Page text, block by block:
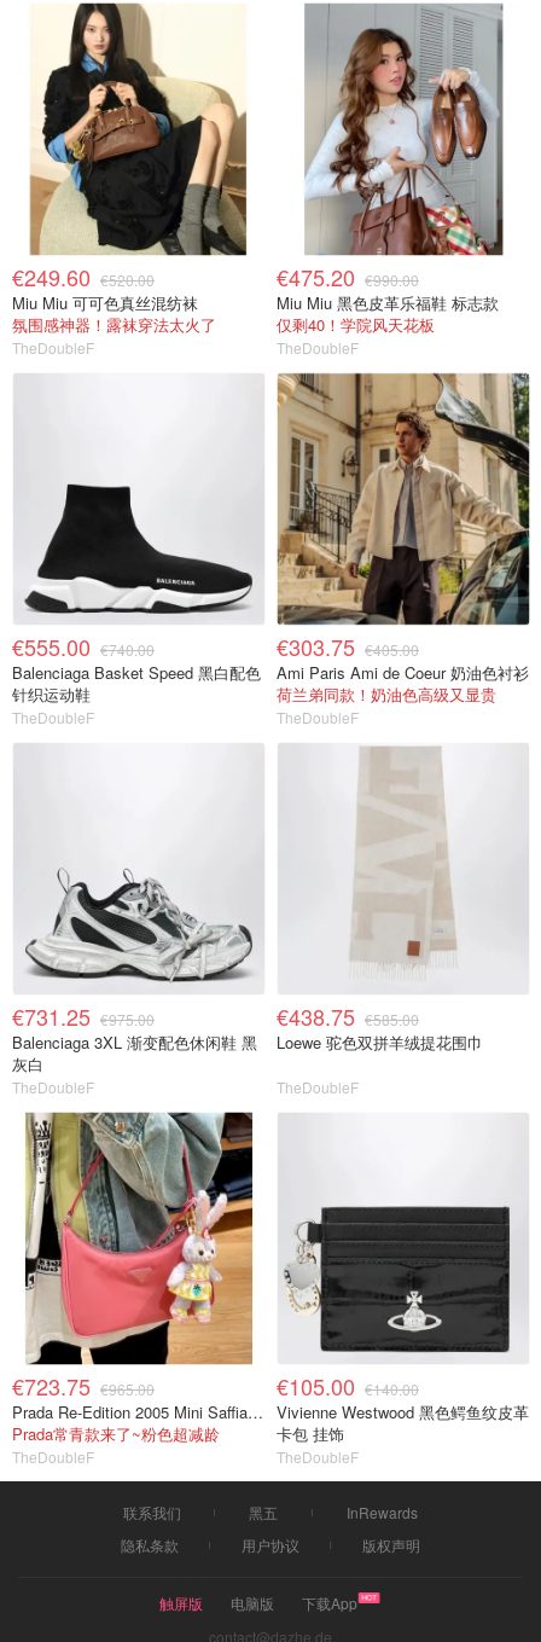
€249.60 €520.00
Miu Miu 可可色真丝混纺袜
氛围感神器！露袜穿法太火了
TheDoubleF
€475.20 €990.00
Miu Miu 黑色皮革乐福鞋 标志款
仅剩40！学院风天花板
TheDoubleF
€555.00 €740.00
Balenciaga Basket Speed 黑白配色
针织运动鞋
TheDoubleF
€303.75 €405.00
Ami Paris Ami de Coeur 奶油色衬衫
荷兰弟同款！奶油色高级又显贵
TheDoubleF
€731.25 €975.00
Balenciaga 3XL 渐变配色休闲鞋 黑
灰白
TheDoubleF
€438.75 €585.00
Loewe 驼色双拼羊绒提花围巾
TheDoubleF
€723.75 €965.00
Prada Re-Edition 2005 Mini Saffiano皮革尼龙包 粉色
Prada常青款来了~粉色超减龄
TheDoubleF
€105.00 €140.00
Vivienne Westwood 黑色鳄鱼纹皮革
卡包 挂饰
TheDoubleF
联系我们 黑五
InRewards
隐私条款
用户协议 版权声明
触屏版 电脑版
下载App
contact@dazhe.de